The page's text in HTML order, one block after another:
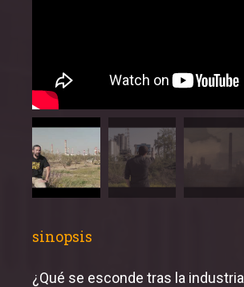
sinopsis
¿Qué se esconde tras la industria